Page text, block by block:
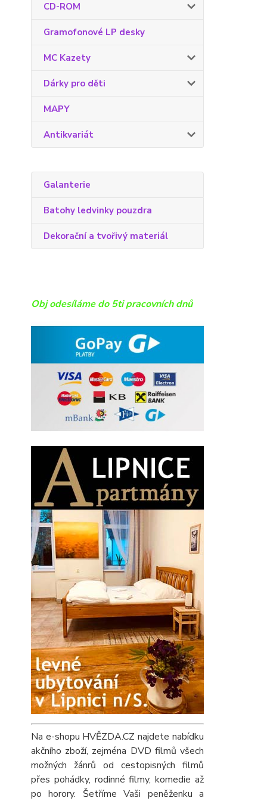
CD-ROM
Gramofonové LP desky
MC Kazety
Dárky pro děti
MAPY
Antikvariát
Galanterie
Batohy ledvinky pouzdra
Dekorační a tvořivý materiál
Obj odesíláme do 5ti pracovních dnů
Na e-shopu HVĚZDA.CZ najdete nabídku
akčního zboží, zejména DVD filmů všech
možných žánrů od cestopisných filmů
přes pohádky, rodinné filmy, komedie až
po horory. Šetříme Vaši peněženku a